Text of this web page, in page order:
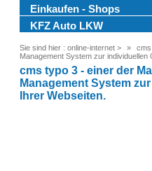
Einkaufen - Shops
KFZ Auto LKW
Sie sind hier : online-internet >
Management System zur individuellen
cms typo 3 - einer der
Management System
Ihrer Webseiten.